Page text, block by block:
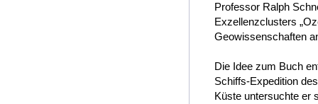
Professor Ralph
Exzellenzclusters
Geowissenschaften
Die Idee zum Buch
Schiffs-Expedition
Küste untersuchte er